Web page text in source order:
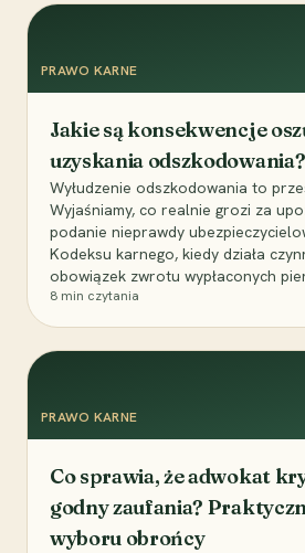
PRAWO KARNE
Jakie są konsekwencje
uzyskania odszkodowania?
Wyłudzenie odszkodowania to
Wyjaśniamy, co realnie grozi za
podanie nieprawdy
Kodeksu karnego, kiedy działa
obowiązek zwrotu wypłaconych
8 min czytania
PRAWO KARNE
Co sprawia, że adwokat
godny zaufania?
wyboru obrońcy